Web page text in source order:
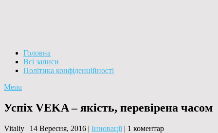
Головна
Всі записи
Політика конфіденційності
Menu
Успіх VEKA – якість, перевірена часом
Vitaliy | 14 Вересня, 2016 | Інновації| 1 коментар